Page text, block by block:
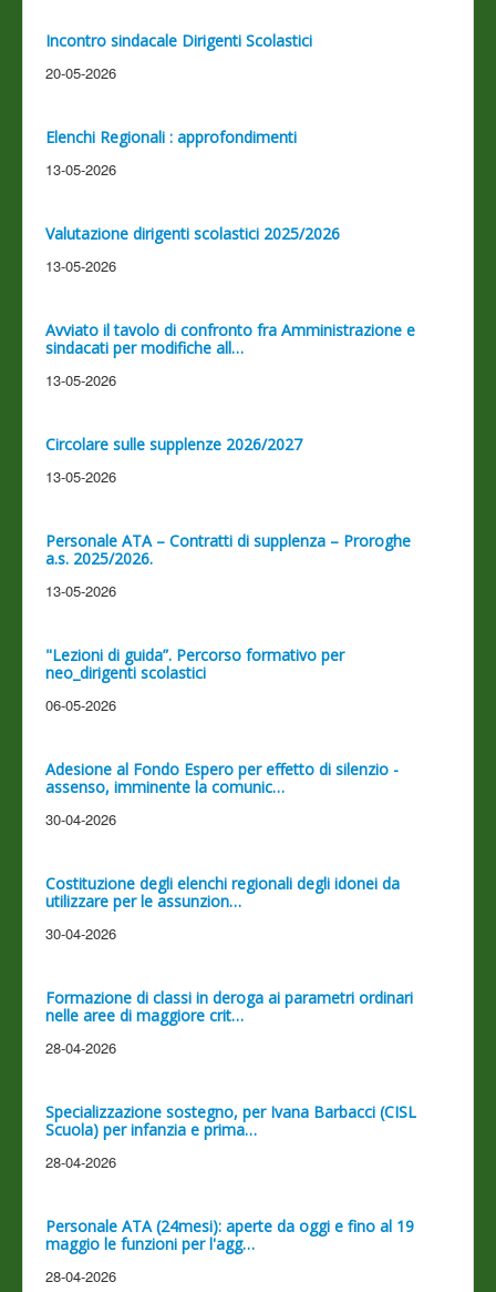
Incontro sindacale Dirigenti Scolastici
20-05-2026
Elenchi Regionali : approfondimenti
13-05-2026
Valutazione dirigenti scolastici 2025/2026
13-05-2026
Avviato il tavolo di confronto fra Amministrazione e
sindacati per modifiche all…
13-05-2026
Circolare sulle supplenze 2026/2027
13-05-2026
Personale ATA – Contratti di supplenza – Proroghe
a.s. 2025/2026.
13-05-2026
"Lezioni di guida”. Percorso formativo per
neo_dirigenti scolastici
06-05-2026
Adesione al Fondo Espero per effetto di silenzio -
assenso, imminente la comunic…
30-04-2026
Costituzione degli elenchi regionali degli idonei da
utilizzare per le assunzion…
30-04-2026
Formazione di classi in deroga ai parametri ordinari
nelle aree di maggiore crit…
28-04-2026
Specializzazione sostegno, per Ivana Barbacci (CISL
Scuola) per infanzia e prima…
28-04-2026
Personale ATA (24mesi): aperte da oggi e fino al 19
maggio le funzioni per l'agg…
28-04-2026